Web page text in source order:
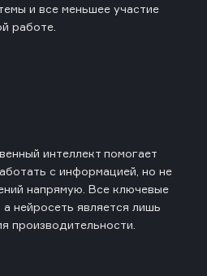
и все меньшее участие
работе.
интеллект помогает
с информацией, но не
напрямую. Все ключевые
нейросеть является лишь
производительности.